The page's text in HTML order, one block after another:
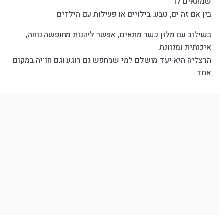
בין אם זה ים, טבע, בילויים או פעילות עם הילדים
בשילוב עם מלון כשר מתאים, אפשר ליהנות מחופשה נוחה,
איכותית ומגוונת
הרצליה היא יעד מושלם למי שמחפש גם רוגע וגם חוויה במקום
אחד